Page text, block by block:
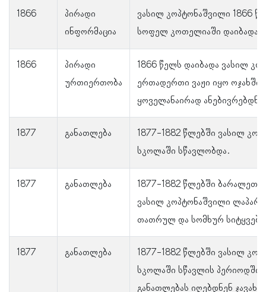
1866
პირადი
ინფორმაცია
ვასილ კოპტონაშვილი 1866
სოფელ კოთელიაში დაიბადა.
1866
პირადი
ურთიერთობა
1866 წელს დაიბადა ვასილ
ერთადერთი ვაჟი იყო ოჯახში
ყოველანაირად
1877 განათლება
1877-1882 წლებში ვასილ
სკოლაში სწავლობდა.
1877 განათლება
1877-1882 წლებში
ვასილ კოპტონაშვილი
თათრულ და სომხურ
1877 განათლება
1877-1882 წლებში ვასილ
სკოლაში სწავლის პერიოდში
განათლებას იღებდნენ